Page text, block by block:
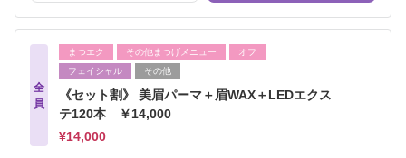
全
員
まつエク その他まつげメニュー
オフ
フェイシャル
その他
《セット割》 美眉パーマ＋眉WAX＋LEDエクス
テ120本 ￥14,000
¥14,000